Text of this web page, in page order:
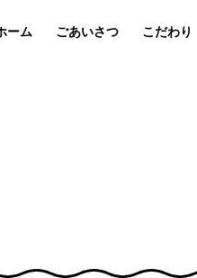
ーム ごあいさつ こだわり